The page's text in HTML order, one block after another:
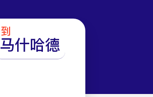
到
马什哈德